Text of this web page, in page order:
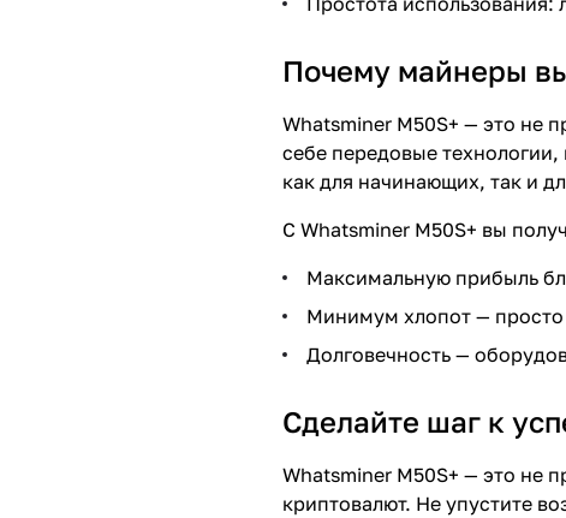
Почему майнеры
Whatsminer M50S+ — это не
себе передовые
как для начинающих, так и
С Whatsminer M50S+ вы
Максимальную прибыль
Минимум хлопот — просто
Долговечность —
Сделайте шаг к
Whatsminer M50S+ — это не
криптовалют. Не упустите